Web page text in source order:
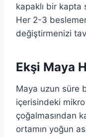
kapaklı bir
Her 2-3
değiştirmenizi
Ekşi Maya
Maya uzun süre
içerisindeki mikro
çoğalmasından
ortamın yoğun